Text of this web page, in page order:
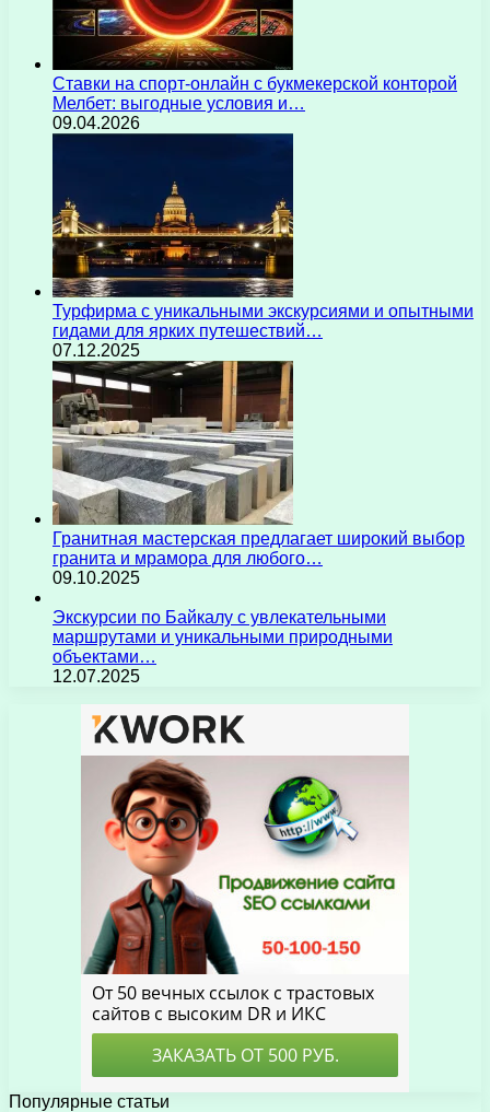
Ставки на спорт-онлайн с букмекерской конторой
Мелбет: выгодные условия и…
09.04.2026
Турфирма с уникальными экскурсиями и опытными
гидами для ярких путешествий…
07.12.2025
Гранитная мастерская предлагает широкий выбор
гранита и мрамора для любого…
09.10.2025
Экскурсии по Байкалу с увлекательными
маршрутами и уникальными природными
объектами…
12.07.2025
Популярные статьи